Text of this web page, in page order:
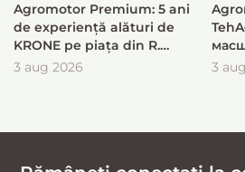
Agromotor Premium: 5 ani
de experiență alături de
KRONE pe piața din R.
Moldova
3 aug 2026 3